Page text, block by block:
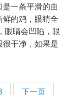
一条平滑的曲
的鸡，眼睛全
眼睛会凹陷，眼
干净，如果是
下一页